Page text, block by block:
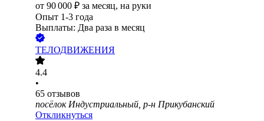
от 90 000 ₽ за месяц, на руки
Опыт 1-3 года
Выплаты: Два раза в месяц
ТЕЛОДВИЖЕНИЯ
4.4
•
65 отзывов
посёлок Индустриальный, р-н Прикубанский
Откликнуться